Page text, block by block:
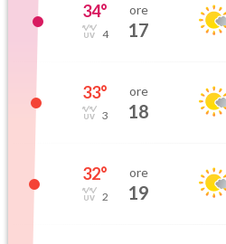
34°
4
ore
17
33°
3
ore
18
32°
2
ore
19